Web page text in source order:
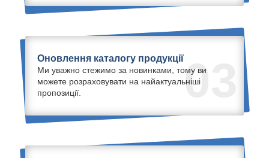
03
Оновлення каталогу продукції
Ми уважно стежимо за новинками, тому ви
можете розраховувати на найактуальніші
пропозиції.